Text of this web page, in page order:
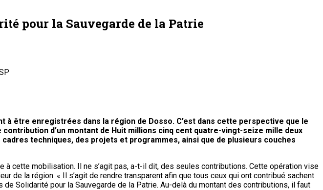
pour la Sauvegarde de la Patrie
être enregistrées dans la région de Dosso. C’est dans cette perspective que le
d’un montant de Huit millions cinq cent quatre-vingt-seize mille deux
techniques, des projets et programmes, ainsi que de plusieurs couches
cette mobilisation. Il ne s’agit pas, a-t-il dit, des seules contributions. Cette opération vise
de la région. « Il s’agit de rendre transparent afin que tous ceux qui ont contribué sachent
Solidarité pour la Sauvegarde de la Patrie. Au-delà du montant des contributions, il faut